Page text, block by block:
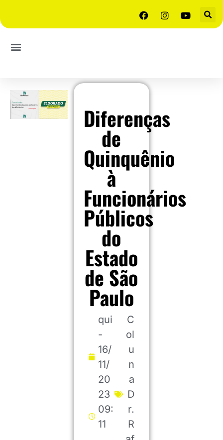
Diferenças
de
Quinquênio
à
Funcionários
Públicos
do
Estado
de São
Paulo
qui
-
16/
11/
20
23
09:
11
C
ol
u
n
a
D
r.
R